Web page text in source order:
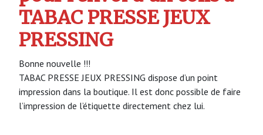
TABAC PRESSE JEUX
PRESSING
Bonne nouvelle !!!
TABAC PRESSE JEUX PRESSING dispose d’un point
impression dans la boutique. Il est donc possible de faire
l’impression de l’étiquette directement chez lui.